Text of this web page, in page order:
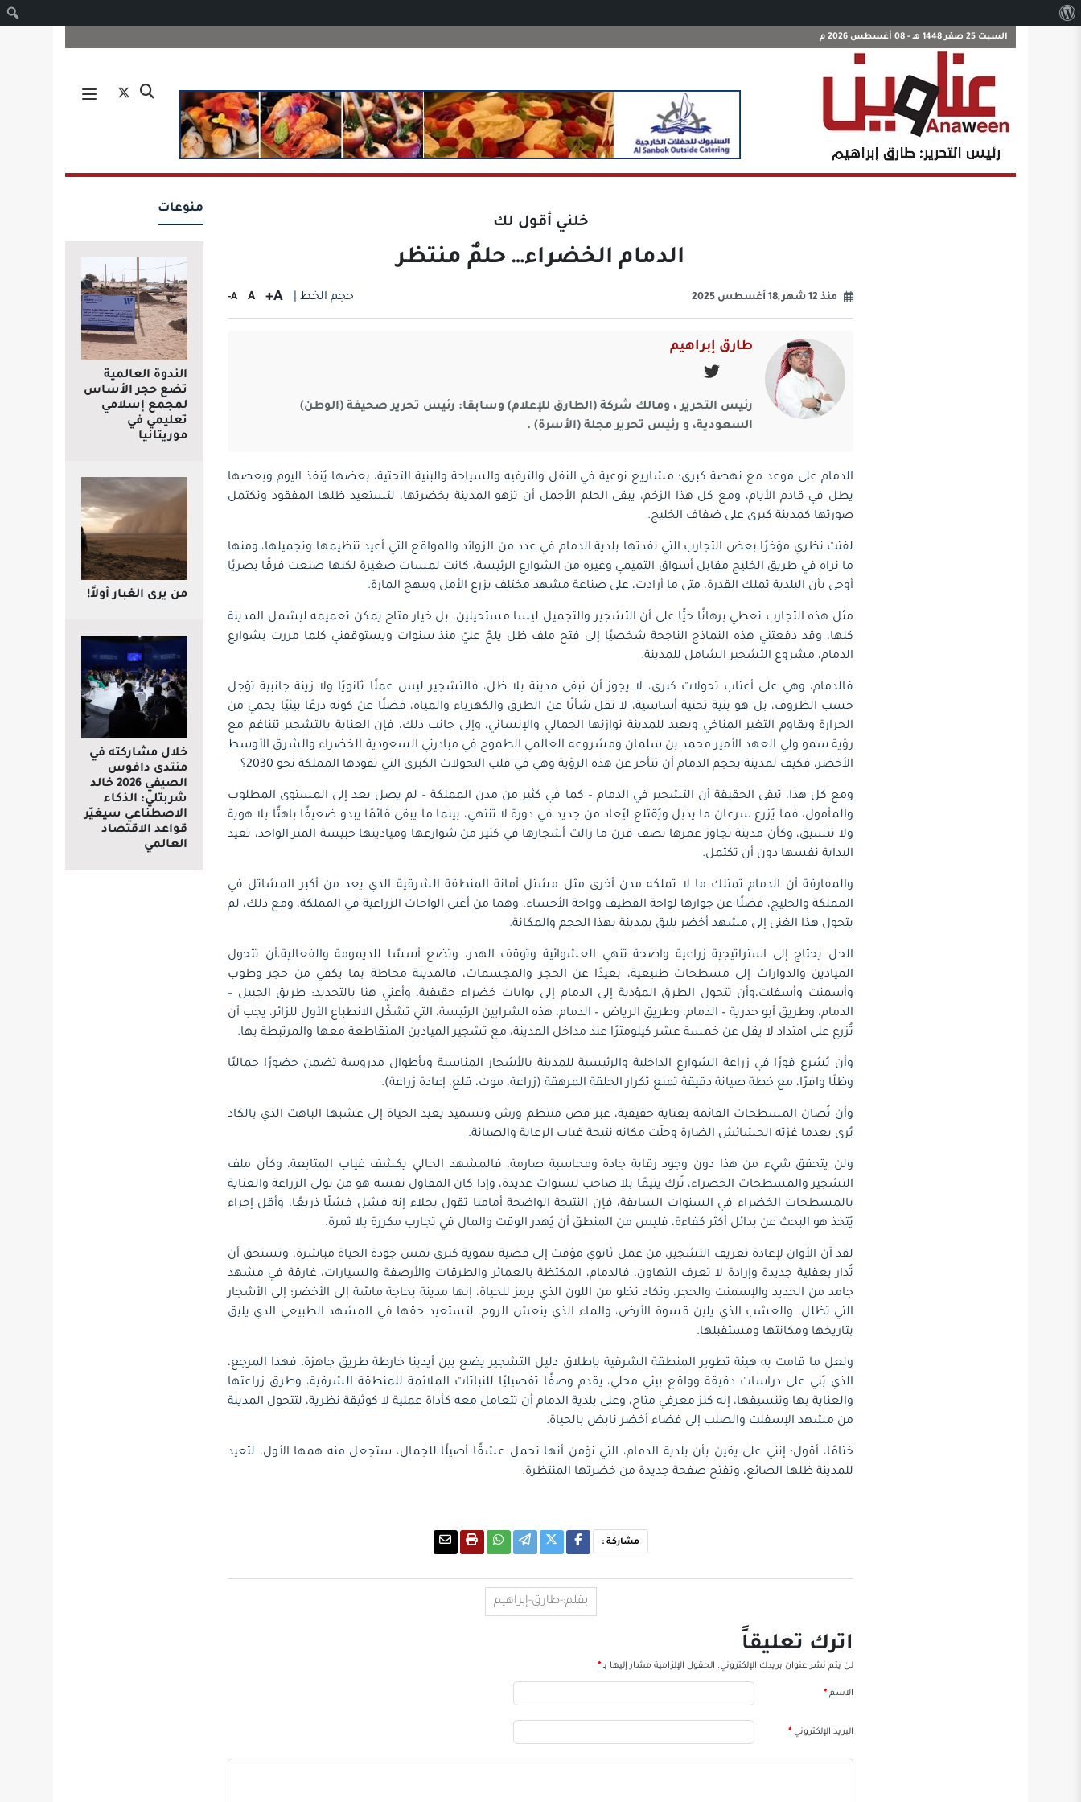
السبت 25 صفر 1448 هـ - 08 أغسطس 2026 م
خلني أقول لك
الدمام الخضراء… حلمٌ منتظر
منذ 12 شهر ,18 أغسطس 2025 حجم الخط | A+
A
A-
طارق إبراهيم
رئيس التحرير ، ومالك شركة (الطارق للإعلام) وسابقا: رئيس تحرير صحيفة (الوطن)
السعودية، و رئيس تحرير مجلة (الأسرة) .
الدمام على موعد مع نهضة كبرى؛ مشاريع نوعية في النقل والترفيه والسياحة والبنية التحتية، بعضها يُنفذ اليوم وبعضها
يطل في قادم الأيام، ومع كل هذا الزخم، يبقى الحلم الأجمل أن تزهو المدينة بخضرتها، لتستعيد ظلها المفقود وتكتمل
صورتها كمدينة كبرى على ضفاف الخليج.
لفتت نظري مؤخرًا بعض التجارب التي نفذتها بلدية الدمام في عدد من الزوائد والمواقع التي أعيد تنظيمها وتجميلها، ومنها
ما نراه في طريق الخليج مقابل أسواق التميمي وغيره من الشوارع الرئيسة، كانت لمسات صغيرة لكنها صنعت فرقًا بصريًا
أوحى بأن البلدية تملك القدرة، متى ما أرادت، على صناعة مشهد مختلف يزرع الأمل ويبهج المارة.
مثل هذه التجارب تعطي برهانًا حيًّا على أن التشجير والتجميل ليسا مستحيلين، بل خيار متاح يمكن تعميمه ليشمل المدينة
كلها، وقد دفعتني هذه النماذج الناجحة شخصيًا إلى فتح ملف ظل يلحّ عليّ منذ سنوات ويستوقفني كلما مررت بشوارع
الدمام، مشروع التشجير الشامل للمدينة.
فالدمام، وهي على أعتاب تحولات كبرى، لا يجوز أن تبقى مدينة بلا ظل، فالتشجير ليس عملًا ثانويًا ولا زينة جانبية تؤجل
حسب الظروف، بل هو بنية تحتية أساسية، لا تقل شأنًا عن الطرق والكهرباء والمياه، فضلًا عن كونه درعًا بيئيًا يحمي من
الحرارة ويقاوم التغير المناخي ويعيد للمدينة توازنها الجمالي والإنساني، وإلى جانب ذلك، فإن العناية بالتشجير تتناغم مع
رؤية سمو ولي العهد الأمير محمد بن سلمان ومشروعه العالمي الطموح في مبادرتي السعودية الخضراء والشرق الأوسط
الأخضر، فكيف لمدينة بحجم الدمام أن تتأخر عن هذه الرؤية وهي في قلب التحولات الكبرى التي تقودها المملكة نحو 2030؟
ومع كل هذا، تبقى الحقيقة أن التشجير في الدمام – كما في كثير من مدن المملكة – لم يصل بعد إلى المستوى المطلوب
والمأمول، فما يُزرع سرعان ما يذبل ويُقتلع ليُعاد من جديد في دورة لا تنتهي، بينما ما يبقى قائمًا يبدو ضعيفًا باهتًا بلا هوية
ولا تنسيق، وكأن مدينة تجاوز عمرها نصف قرن ما زالت أشجارها في كثير من شوارعها وميادينها حبيسة المتر الواحد، تعيد
البداية نفسها دون أن تكتمل.
والمفارقة أن الدمام تمتلك ما لا تملكه مدن أخرى مثل مشتل أمانة المنطقة الشرقية الذي يعد من أكبر المشاتل في
المملكة والخليج، فضلًا عن جوارها لواحة القطيف وواحة الأحساء، وهما من أغنى الواحات الزراعية في المملكة، ومع ذلك، لم
يتحول هذا الغنى إلى مشهد أخضر يليق بمدينة بهذا الحجم والمكانة.
الحل يحتاج إلى استراتيجية زراعية واضحة تنهي العشوائية وتوقف الهدر، وتضع أسسًا للديمومة والفعالية،أن تتحول
الميادين والدوارات إلى مسطحات طبيعية، بعيدًا عن الحجر والمجسمات، فالمدينة محاطة بما يكفي من حجر وطوب
وأسمنت وأسفلت،وأن تتحول الطرق المؤدية إلى الدمام إلى بوابات خضراء حقيقية، وأعني هنا بالتحديد: طريق الجبيل –
الدمام، وطريق أبو حدرية – الدمام، وطريق الرياض – الدمام، هذه الشرايين الرئيسة، التي تشكّل الانطباع الأول للزائر، يجب أن
تُزرع على امتداد لا يقل عن خمسة عشر كيلومترًا عند مداخل المدينة، مع تشجير الميادين المتقاطعة معها والمرتبطة بها.
وأن يُشرع فورًا في زراعة الشوارع الداخلية والرئيسية للمدينة بالأشجار المناسبة وبأطوال مدروسة تضمن حضورًا جماليًا
وظلًا وافرًا، مع خطة صيانة دقيقة تمنع تكرار الحلقة المرهقة (زراعة، موت، قلع، إعادة زراعة).
وأن تُصان المسطحات القائمة بعناية حقيقية، عبر قص منتظم ورش وتسميد يعيد الحياة إلى عشبها الباهت الذي بالكاد
يُرى بعدما غزته الحشائش الضارة وحلّت مكانه نتيجة غياب الرعاية والصيانة.
ولن يتحقق شيء من هذا دون وجود رقابة جادة ومحاسبة صارمة، فالمشهد الحالي يكشف غياب المتابعة، وكأن ملف
التشجير والمسطحات الخضراء، تُرك يتيمًا بلا صاحب لسنوات عديدة، وإذا كان المقاول نفسه هو من تولى الزراعة والعناية
بالمسطحات الخضراء في السنوات السابقة، فإن النتيجة الواضحة أمامنا تقول بجلاء إنه فشل فشلًا ذريعًا، وأقل إجراء
يُتخذ هو البحث عن بدائل أكثر كفاءة، فليس من المنطق أن يُهدر الوقت والمال في تجارب مكررة بلا ثمرة.
لقد آن الأوان لإعادة تعريف التشجير، من عمل ثانوي مؤقت إلى قضية تنموية كبرى تمس جودة الحياة مباشرة، وتستحق أن
تُدار بعقلية جديدة وإرادة لا تعرف التهاون، فالدمام، المكتظة بالعمائر والطرقات والأرصفة والسيارات، غارقة في مشهد
جامد من الحديد والإسمنت والحجر، وتكاد تخلو من اللون الذي يرمز للحياة، إنها مدينة بحاجة ماسّة إلى الأخضر؛ إلى الأشجار
التي تظلل، والعشب الذي يلين قسوة الأرض، والماء الذي ينعش الروح، لتستعيد حقها في المشهد الطبيعي الذي يليق
بتاريخها ومكانتها ومستقبلها.
ولعل ما قامت به هيئة تطوير المنطقة الشرقية بإطلاق دليل التشجير يضع بين أيدينا خارطة طريق جاهزة. فهذا المرجع،
الذي بُني على دراسات دقيقة وواقع بيئي محلي، يقدم وصفًا تفصيليًا للنباتات الملائمة للمنطقة الشرقية، وطرق زراعتها
والعناية بها وتنسيقها، إنه كنز معرفي متاح، وعلى بلدية الدمام أن تتعامل معه كأداة عملية لا كوثيقة نظرية، لتتحول المدينة
من مشهد الإسفلت والصلب إلى فضاء أخضر نابض بالحياة.
ختامًا، أقول: إنني على يقين بأن بلدية الدمام، التي نؤمن أنها تحمل عشقًا أصيلًا للجمال، ستجعل منه همها الأول، لتعيد
للمدينة ظلها الضائع، وتفتح صفحة جديدة من خضرتها المنتظرة.
مشاركة :
بقلم:-طارق-إبراهيم
اترك تعليقاً
لن يتم نشر عنوان بريدك الإلكتروني. الحقول الإلزامية مشار إليها بـ*
الاسم*
البريد الإلكتروني*
منوعات
الندوة العالمية
تضع حجر الأساس
لمجمع إسلامي
تعليمي في
موريتانيا
من يرى الغبار أولاً!
خلال مشاركته في
منتدى دافوس
الصيفي 2026 خالد
شربتلي: الذكاء
الاصطناعي سيغيّر
قواعد الاقتصاد
العالمي